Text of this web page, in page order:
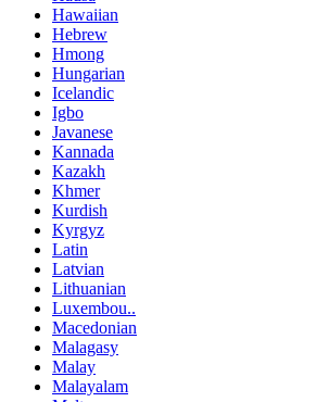
Hawaiian
Hebrew
Hmong
Hungarian
Icelandic
Igbo
Javanese
Kannada
Kazakh
Khmer
Kurdish
Kyrgyz
Latin
Latvian
Lithuanian
Luxembou..
Macedonian
Malagasy
Malay
Malayalam